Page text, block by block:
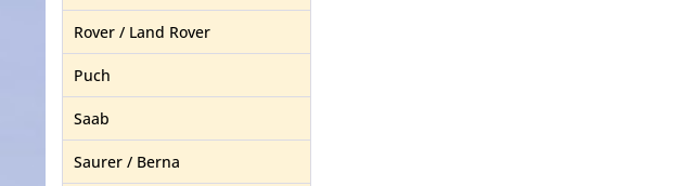
Rover / Land Rover
Puch
Saab
Saurer / Berna